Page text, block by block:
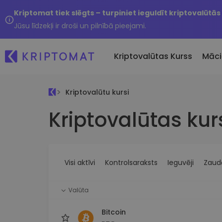
Kriptomat tiek slēgts – turpiniet ieguldīt kriptovalūtās
Jūsu līdzekļi ir droši un pilnībā pieejami.
Kriptovalūtas Kurss
Visas cenas
Vairāk nekā 300 kriptovalūtu Nesen
Pērciet vairāk nekā 300
kriptovalūtas
iespējas
Kriptovalūtu kursi
Kriptovalūtas
Visi aktīvi Kontrolsaraksts Ieguvēji
Valūta
Bitcoin